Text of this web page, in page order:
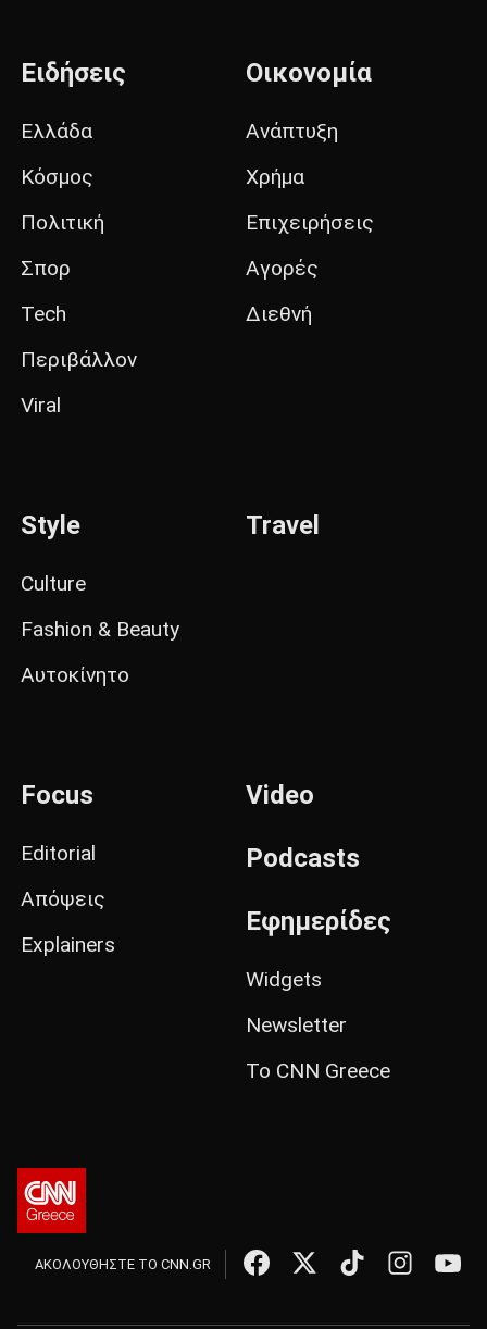
Ειδήσεις
Ελλάδα
Κόσμος
Πολιτική
Σπορ
Tech
Περιβάλλον
Viral
Οικονομία
Ανάπτυξη
Χρήμα
Επιχειρήσεις
Αγορές
Διεθνή
Style
Culture
Fashion & Beauty
Αυτοκίνητο
Travel
Focus
Editorial
Απόψεις
Explainers
Video
Podcasts
Εφημερίδες
Widgets
Newsletter
Το CNN Greece
ΑΚΟΛΟΥΘΗΣΤΕ ΤΟ CNN.GR